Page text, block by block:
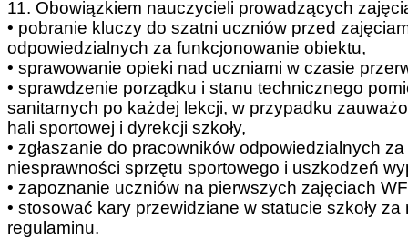
11. Obowiązkiem nauczycieli prowadzących
• pobranie kluczy do szatni uczniów przed
odpowiedzialnych za funkcjonowanie obiektu,
• sprawowanie opieki nad uczniami w czasie
• sprawdzenie porządku i stanu technicznego
sanitarnych po każdej lekcji, w przypadku
hali sportowej i dyrekcji szkoły,
• zgłaszanie do pracowników odpowiedzialnych
niesprawności sprzętu sportowego i uszkodzeń
• zapoznanie uczniów na pierwszych zajęciach
• stosować kary przewidziane w statucie szkoły
regulaminu.